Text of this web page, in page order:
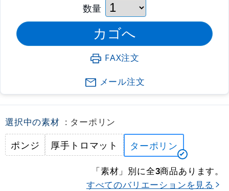
数量
FAX注文
メール注文
選択中の素材 : ターポリン
ポンジ 厚手トロマット ターポリン
「素材」別に全3商品あります。
すべてのバリエーションを見る